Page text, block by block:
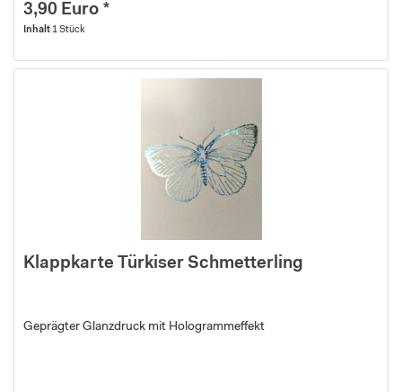
3,90 Euro *
Inhalt 1 Stück
Klappkarte Türkiser Schmetterling
Geprägter Glanzdruck mit Hologrammeffekt